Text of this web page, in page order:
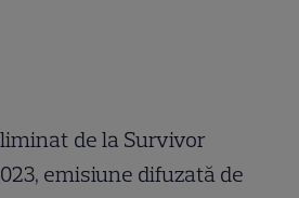
de la Survivor
emisiune difuzată de